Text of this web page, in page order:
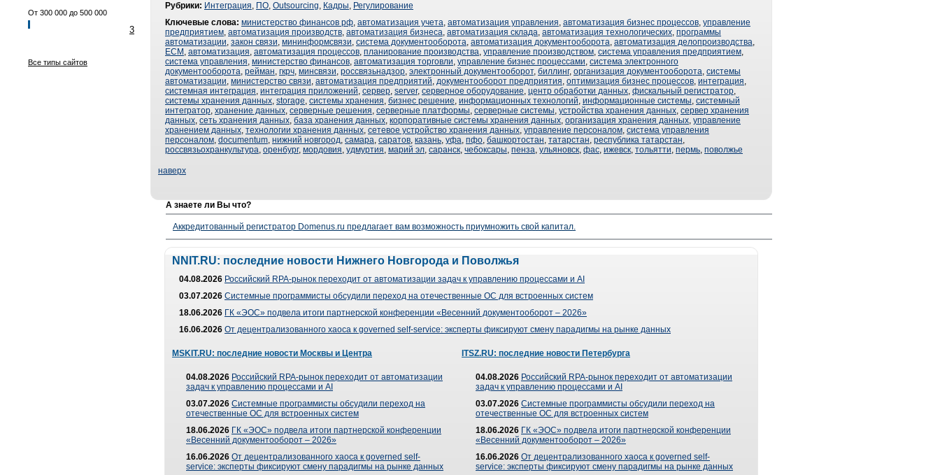
От 300 000 до 500 000
3
Все типы сайтов
Рубрики: Интеграция, ПО, Outsourcing, Кадры, Регулирование
Ключевые слова: министерство финансов рф, автоматизация учета, автоматизация управления, автоматизация бизнес процессов, управление
предприятием, автоматизация производств, автоматизация бизнеса, автоматизация склада, автоматизация технологических, программы
автоматизации, закон связи, мининформсвязи, система документооборота, автоматизация документооборота, автоматизация делопроизводства,
ECM , автоматизация, автоматизация процессов, планирование производства, управление производством, система управления предприятием,
система управления, министерство финансов, автоматизация торговли, управление бизнес процессами, система электронного
документооборота, рейман, гкрч, минсвязи, россвязьнадзор, электронный документооборот, биллинг, организация документооборота, системы
автоматизации, министерство связи, автоматизация предприятий, документооборот предприятия, оптимизация бизнес процессов, интеграция,
системная интеграция, интеграция приложений, сервер, server, серверное оборудование, центр обработки данных, фискальный регистратор,
системы хранения данных, storage, системы хранения, бизнес решение, информационных технологий, информационные системы, системный
интегратор, хранение данных, серверные решения, серверные платформы, серверные системы, устройства хранения данных, сервер хранения
данных, сеть хранения данных, база хранения данных, корпоративные системы хранения данных, организация хранения данных, управление
хранением данных, технологии хранения данных, сетевое устройство хранения данных, управление персоналом, система управления
персоналом, documentum, нижний новгород, самара, саратов, казань, уфа, пфо, башкортостан, татарстан, республика татарстан,
россвязьохранкультура, оренбург, мордовия, удмуртия, марий эл, саранск, чебоксары, пенза, ульяновск, фас, ижевск, тольятти, пермь, поволжье
наверх
А знаете ли Вы что?
Аккредитованный регистратор Domenus.ru предлагает вам возможность приумножить свой капитал.
NNIT.RU: последние новости Нижнего Новгорода и Поволжья
04.08.2026 Российский RPA-рынок переходит от автоматизации задач к управлению процессами и AI
03.07.2026 Системные программисты обсудили переход на отечественные ОС для встроенных систем
18.06.2026 ГК «ЭОС» подвела итоги партнерской конференции «Весенний документооборот – 2026»
16.06.2026 От децентрализованного хаоса к governed self-service: эксперты фиксируют смену парадигмы на рынке данных
MSKIT.RU: последние новости Москвы и Центра
04.08.2026 Российский RPA-рынок переходит от автоматизации
задач к управлению процессами и AI
03.07.2026 Системные программисты обсудили переход на
отечественные ОС для встроенных систем
18.06.2026 ГК «ЭОС» подвела итоги партнерской конференции
«Весенний документооборот – 2026»
16.06.2026 От децентрализованного хаоса к governed self-
service: эксперты фиксируют смену парадигмы на рынке данных
ITSZ.RU: последние новости Петербурга
04.08.2026 Российский RPA-рынок переходит от автоматизации
задач к управлению процессами и AI
03.07.2026 Системные программисты обсудили переход на
отечественные ОС для встроенных систем
18.06.2026 ГК «ЭОС» подвела итоги партнерской конференции
«Весенний документооборот – 2026»
16.06.2026 От децентрализованного хаоса к governed self-
service: эксперты фиксируют смену парадигмы на рынке данных